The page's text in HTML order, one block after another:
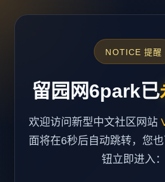
NOTICE 提醒
留园网6park已
欢迎访问新型中文社区网站
面将在6秒后自动跳转，您
钮立即进入：